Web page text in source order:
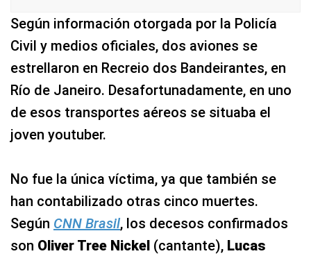
Según información otorgada por la Policía
Civil y medios oficiales, dos aviones se
estrellaron en Recreio dos Bandeirantes, en
Río de Janeiro. Desafortunadamente, en uno
de esos transportes aéreos se situaba el
joven youtuber.
No fue la única víctima, ya que también se
han contabilizado otras cinco muertes.
Según CNN Brasil, los decesos confirmados
son Oliver Tree Nickel (cantante), Lucas